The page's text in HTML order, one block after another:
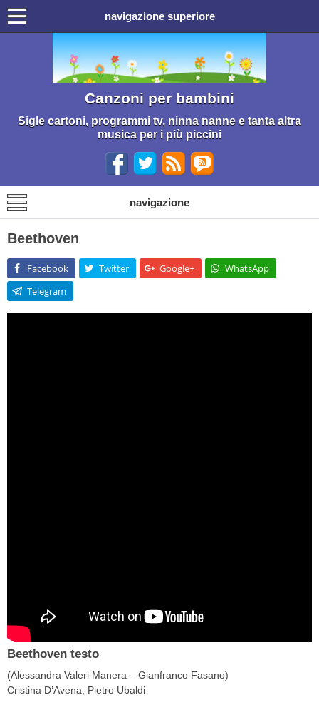
navigazione superiore
Canzoni per bambini
Sigle cartoni, programmi tv, ninna nanne e tanta altra
musica per i più piccini
navigazione
Beethoven
Facebook Twitter Google+
WhatsApp
Telegram
Beethoven testo
(Alessandra Valeri Manera – Gianfranco Fasano)
Cristina D’Avena, Pietro Ubaldi